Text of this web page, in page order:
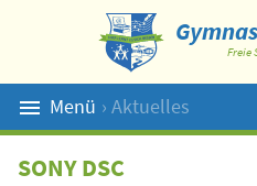
Freie
Menü › Aktuelles
Suche
SONY DSC